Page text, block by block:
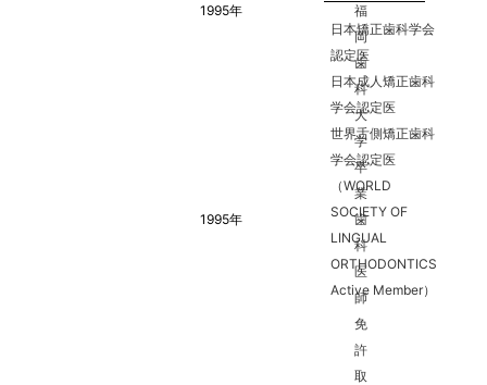
1995年
福
岡
歯
科
大
学
卒
業
1995年
歯
科
医
師
免
許
取
日本矯正歯科学会
認定医
日本成人矯正歯科
学会認定医
世界舌側矯正歯科
学会認定医
（WORLD
SOCIETY OF
LINGUAL
ORTHODONTICS
Active Member）